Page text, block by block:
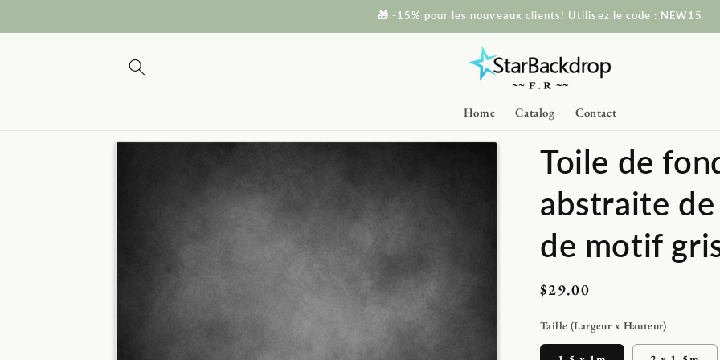
🎁 -15% pour les nouveaux clients! Utilisez le code : NEW15
Home Catalog Contact
Passer aux
Toile de
abstraite
de motif
Prix
$29.00
Taille (Largeur x Hauteur)